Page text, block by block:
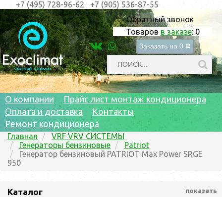
Обратный звонок
Товаров в заказе: 0
Заказать на 0 c
+7 (495) 728-96-62 +7 (905) 536-87-55
О компании
Прайс лист монтаж кондиционера
Оплата и доставка
Контакты
Ремонт кондиционера
Главная
VRF VRV СИСТЕМЫ
Генераторы бензиновые
Patriot
Генератор бензиновый PATRIOT Max Power SRGE
950
Каталог показать